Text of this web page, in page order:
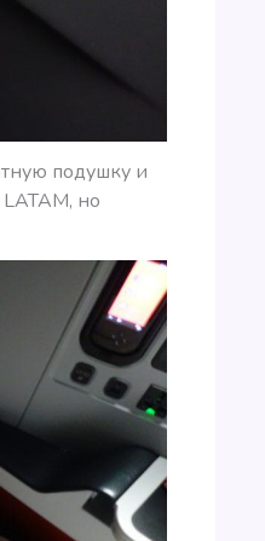
подушку и
но